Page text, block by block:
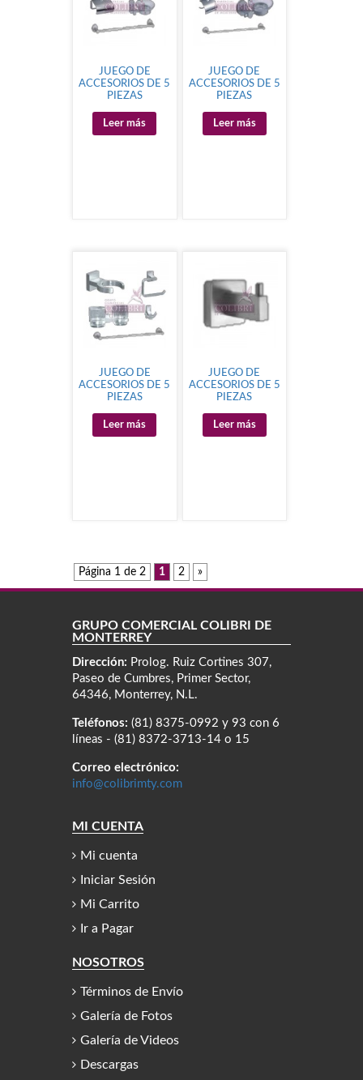
JUEGO DE
ACCESORIOS DE 5
PIEZAS
Leer más
JUEGO DE
ACCESORIOS DE 5
PIEZAS
Leer más
JUEGO DE
ACCESORIOS DE 5
PIEZAS
Leer más
JUEGO DE
ACCESORIOS DE 5
PIEZAS
Leer más
Página 1 de 2 1 2 »
GRUPO COMERCIAL COLIBRÍ DE
MONTERREY
Dirección: Prolog. Ruiz Cortines 307,
Paseo de Cumbres, Primer Sector,
64346, Monterrey, N.L.
Teléfonos: (81) 8375-0992 y 93 con 6
líneas - (81) 8372-3713-14 o 15
Correo electrónico:
info@colibrimty.com
MI CUENTA
Mi cuenta
Iniciar Sesión
Mi Carrito
Ir a Pagar
NOSOTROS
Términos de Envío
Galería de Fotos
Galería de Videos
Descargas